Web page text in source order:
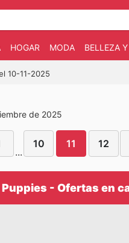
HOGAR MODA BELLEZA
10-11-2025
de 2025
...
10 11 12
- Ofertas en